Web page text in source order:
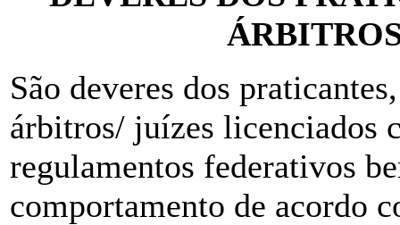
São deveres dos
árbitros/ juízes licenciados
regulamentos federativos
comportamento de acordo